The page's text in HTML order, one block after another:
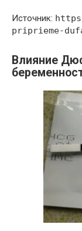
Источник:
priprieme-
Влияние